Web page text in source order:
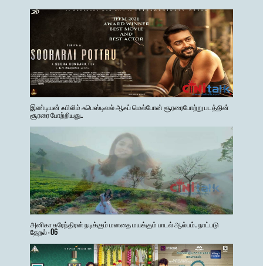
இண்டியன் ஃபிலிம் ஃபெஸ்டிவல் ஆஃப் மெல்போன் சூரரைபோற்று படத்தின்
சூரரை போற்றியது..
அனிகா சுரேந்திரன் நடிக்கும் மனதை மயக்கும் பாடல் ஆல்பம்.. நாட்படு
தேறல் - 06